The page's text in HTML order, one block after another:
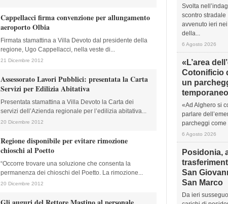
Cappellacci firma convenzione per allungamento
aeroporto Olbia
Firmata stamattina a Villa Devoto dal presidente della
regione, Ugo Cappellacci, nella veste di...
21 Dicembre 2012
Assessorato Lavori Pubblici: presentata la Carta
Servizi per Edilizia Abitativa
Presentata stamattina a Villa Devoto la Carta dei
servizi dell’Azienda regionale per l’edilizia abitativa...
20 Dicembre 2012
Regione disponibile per evitare rimozione
chioschi al Poetto
“Occorre trovare una soluzione che consenta la
permanenza dei chioschi del Poetto. La rimozione...
20 Dicembre 2012
Svolta
scontro stradale
avvenuto ieri
della...
6 Agosto 2026
«L’area
Cotonificio
un
«Ad Alghero si
parlare
parcheggi come
6 Agosto 2026
Posidonia,
San
San Marco
Da ieri